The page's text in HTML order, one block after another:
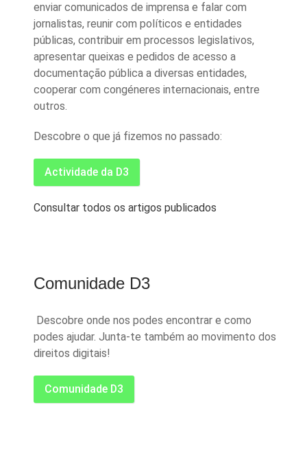
enviar comunicados de imprensa e falar com
jornalistas, reunir com políticos e entidades
públicas, contribuir em processos legislativos,
apresentar queixas e pedidos de acesso a
documentação pública a diversas entidades,
cooperar com congéneres internacionais, entre
outros.
Descobre o que já fizemos no passado:
Actividade da D3
Consultar todos os artigos publicados
Comunidade D3
Descobre onde nos podes encontrar e como
podes ajudar. Junta-te também ao movimento dos
direitos digitais!
Comunidade D3